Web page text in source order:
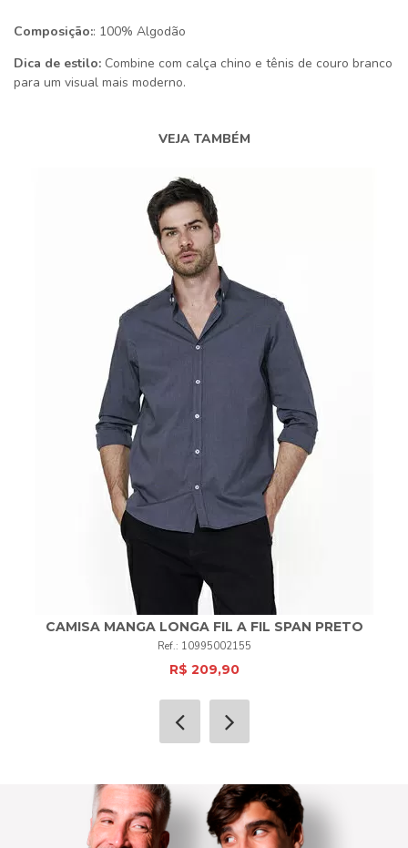
Composição:: 100% Algodão
Dica de estilo: Combine com calça chino e tênis de couro branco
para um visual mais moderno.
VEJA TAMBÉM
CAMISA MANGA LONGA FIL A FIL SPAN PRETO
10995002155
R$ 209,90